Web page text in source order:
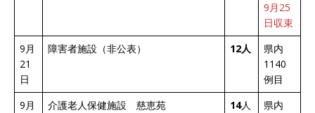
9月25
日収束
9月
21
日
障害者施設（非公表） 12人
県内
1140
例目
9月
介護老人保健施設 慈恵苑
14人
県内